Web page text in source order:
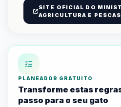
SITE OFICIAL DO
AGRICULTURA E
PLANEADOR GRATUITO
Transforme estas
passo para o seu gato